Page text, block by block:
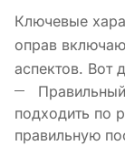
Ключевые
оправ
аспектов. Вот
подходить по
правильную